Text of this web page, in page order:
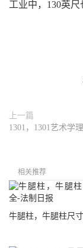
工业中，130英尺
上一篇
1301，1301艺术学
相关推荐
牛腿柱，牛腿柱尺